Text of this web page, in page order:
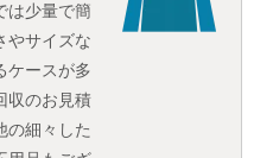
は少量で簡
やサイズな
ケースが多
収のお見積
の細々した